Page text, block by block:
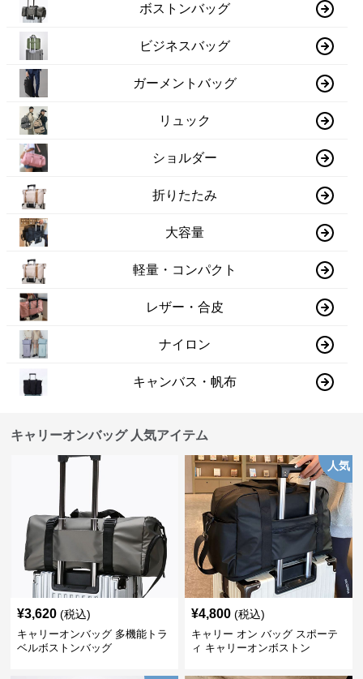
ボストンバッグ
ビジネスバッグ
ガーメントバッグ
リュック
ショルダー
折りたたみ
大容量
軽量・コンパクト
レザー・合皮
ナイロン
キャンバス・帆布
キャリーオンバッグ 人気アイテム
¥3,620 (税込)
キャリーオンバッグ 多機能トラ
ベルボストンバッグ
人気
¥4,800 (税込)
キャリー オン バッグ スポーテ
ィ キャリーオンボストン